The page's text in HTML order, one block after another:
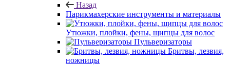
Назад
Парикмахерские инструменты и материалы
Утюжки, плойки, фены, щипцы для волос
Пульверизаторы
Бритвы, лезвия,
ножницы